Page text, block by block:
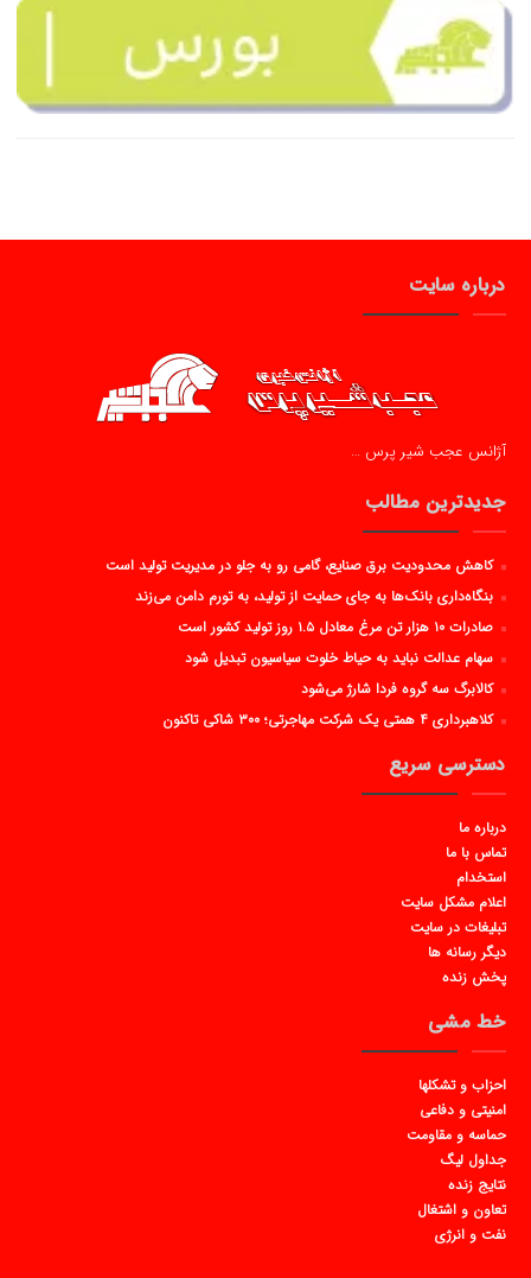
درباره سایت
آژانس عجب شیر پرس …
جدیدترین مطالب
کاهش محدودیت برق صنایع، گامی رو به جلو در مدیریت تولید است
بنگاه‌داری بانک‌ها به جای حمایت از تولید، به تورم دامن می‌زند
صادرات ۱۰ هزار تن مرغ معادل ۱.۵ روز تولید کشور است
سهام عدالت نباید به حیاط خلوت سیاسیون تبدیل شود
کالابرگ سه گروه فردا شارژ می‌شود
کلاهبرداری ۴ همتی یک شرکت مهاجرتی؛ ۳۰۰ شاکی تاکنون
دسترسی سریع
درباره ما
تماس با ما
استخدام
اعلام مشکل سایت
تبلیغات در سایت
دیگر رسانه ها
پخش زنده
خط مشی
احزاب و تشکلها
امنیتی و دفاعی
حماسه و مقاومت
جداول لیگ
نتایج زنده
تعاون و اشتغال
نفت و انرژی